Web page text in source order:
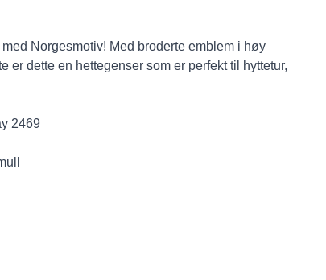
Norgesmotiv! Med broderte emblem i høy
er dette en hettegenser som er perfekt til hyttetur,
2469